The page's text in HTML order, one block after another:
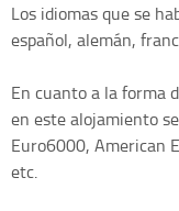
Los idiomas que se
español, alemán,
En cuanto a la forma
en este alojamiento
Euro6000, American
etc.